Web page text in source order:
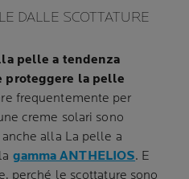
DALLE SCOTTATURE
pelle a tendenza
proteggere la pelle
frequentemente per
creme solari sono
alla La pelle a
gamma ANTHELIOS. E
perché le scottature sono